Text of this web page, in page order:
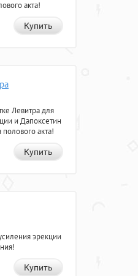
акта!
Купить
Левитра для
и Дапоксетин
акта!
Купить
эрекции
Купить